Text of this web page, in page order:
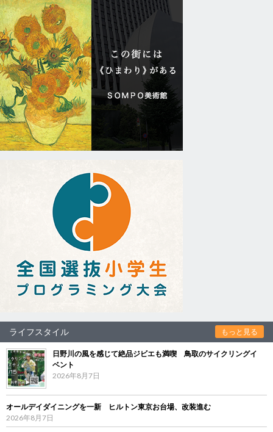
ライフスタイル もっと見る
日野川の風を感じて絶品ジビエも満喫 鳥取のサイクリングイ
ベント
2026年8月7日
オールデイダイニングを一新 ヒルトン東京お台場、改装進む
2026年8月7日